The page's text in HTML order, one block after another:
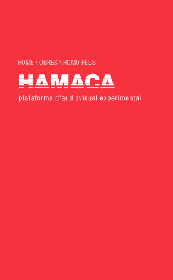
HOME \OBRES \ HOMO FELIS